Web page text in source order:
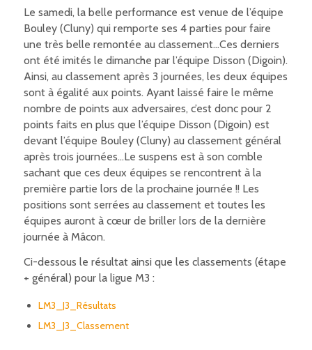
Le samedi, la belle performance est venue de l’équipe
Bouley (Cluny) qui remporte ses 4 parties pour faire
une très belle remontée au classement…Ces derniers
ont été imités le dimanche par l’équipe Disson (Digoin).
Ainsi, au classement après 3 journées, les deux équipes
sont à égalité aux points. Ayant laissé faire le même
nombre de points aux adversaires, c’est donc pour 2
points faits en plus que l’équipe Disson (Digoin) est
devant l’équipe Bouley (Cluny) au classement général
après trois journées…Le suspens est à son comble
sachant que ces deux équipes se rencontrent à la
première partie lors de la prochaine journée !! Les
positions sont serrées au classement et toutes les
équipes auront à cœur de briller lors de la dernière
journée à Mâcon.
Ci-dessous le résultat ainsi que les classements (étape
+ général) pour la ligue M3 :
LM3_J3_Résultats
LM3_J3_Classement